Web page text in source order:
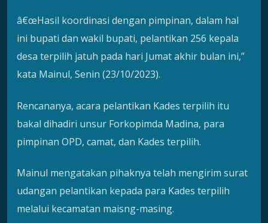
â€œHasil koordinasi dengan pimpinan, dalam hal
ini bupati dan wakil bupati, pelantikan 256 kepala
desa terpilih jatuh pada hari Jumat akhir bulan ini,”
kata Mainul, Senin (23/10/2023).
Rencananya, acara pelantikan Kades terpilih itu
bakal dihadiri unsur Forkopimda Madina, para
pimpinan OPD, camat, dan Kades terpilih.
Mainul mengatakan pihaknya telah mengirim surat
udangan pelantikan kepada para Kades terpilih
melalui kecamatan maisng-masing.